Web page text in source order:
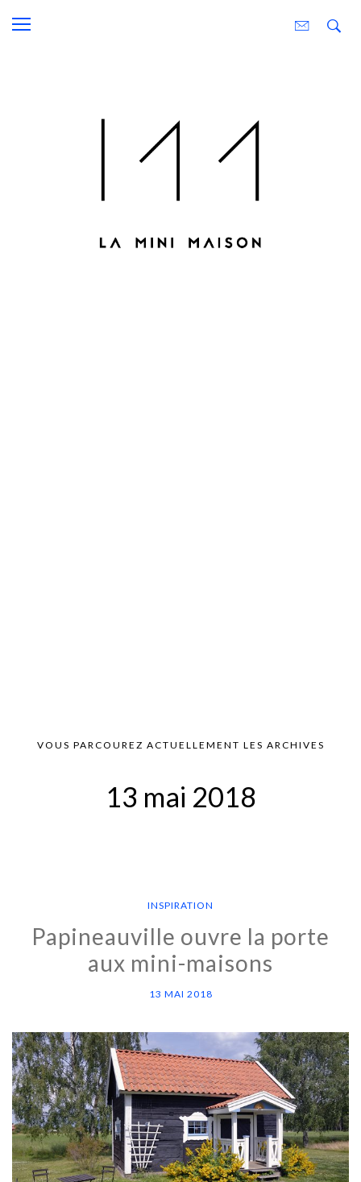
VOUS PARCOUREZ ACTUELLEMENT LES ARCHIVES
13 mai 2018
INSPIRATION
Papineauville ouvre la porte
aux mini-maisons
13 MAI 2018